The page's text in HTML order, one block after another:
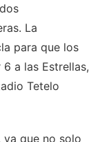
La
para que los
a las Estrellas,
Tetelo
ya que no solo